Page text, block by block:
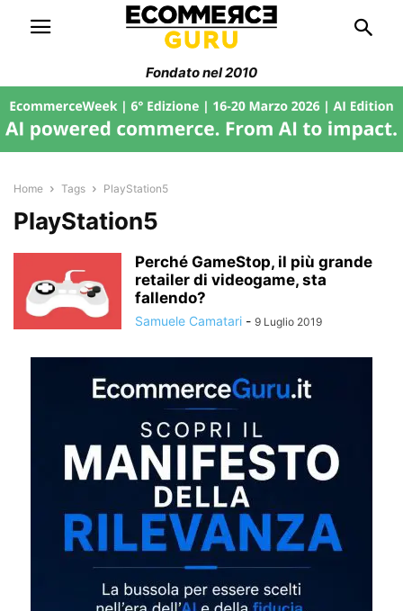
Fondato nel 2010
Home Tags PlayStation5
PlayStation5
Perché GameStop, il più grande
retailer di videogame, sta
fallendo?
Samuele Camatari - 9 Luglio 2019